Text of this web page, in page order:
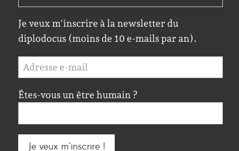
Je veux m'inscrire à la newsletter du
diplodocus (moins de 10 e-mails par an).
Êtes-vous un être humain ?